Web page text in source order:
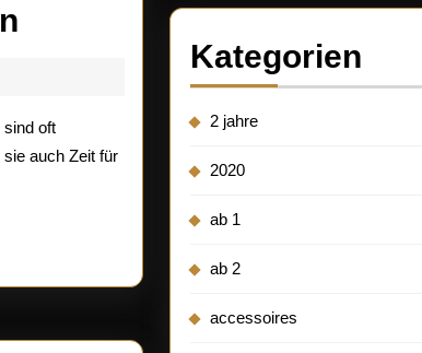
Verwöhnende
Entspannungsgeschenke
Frauen:
und
Genießen
sind oft
auch Zeit für
Kategorien
2 jahre
2020
ab 1
ab 2
accessoires